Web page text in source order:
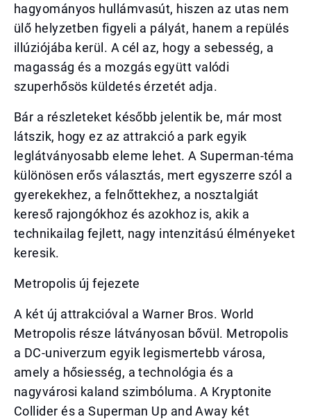
hagyományos hullámvasút, hiszen az utas nem
ülő helyzetben figyeli a pályát, hanem a repülés
illúziójába kerül. A cél az, hogy a sebesség, a
magasság és a mozgás együtt valódi
szuperhősös küldetés érzetét adja.
Bár a részleteket később jelentik be, már most
látszik, hogy ez az attrakció a park egyik
leglátványosabb eleme lehet. A Superman-téma
különösen erős választás, mert egyszerre szól a
gyerekekhez, a felnőttekhez, a nosztalgiát
kereső rajongókhoz és azokhoz is, akik a
technikailag fejlett, nagy intenzitású élményeket
keresik.
Metropolis új fejezete
A két új attrakcióval a Warner Bros. World
Metropolis része látványosan bővül. Metropolis
a DC-univerzum egyik legismertebb városa,
amely a hősiesség, a technológia és a
nagyvárosi kaland szimbóluma. A Kryptonite
Collider és a Superman Up and Away két